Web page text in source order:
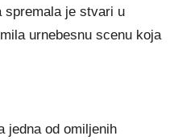
spremala je stvari u
urnebesnu scenu koja
jedna od omiljenih